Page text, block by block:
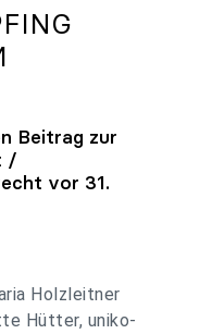
Beitrag zur
/
vor 31.
Holzleitner
Hütter, uniko-